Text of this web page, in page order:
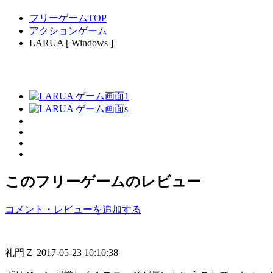
フリーゲームTOP
アクションゲーム
LARUA [ Windows ]
このフリーゲームのレビュー
コメント・レビューを追加する
礼門Ｚ 2017-05-23 10:10:38